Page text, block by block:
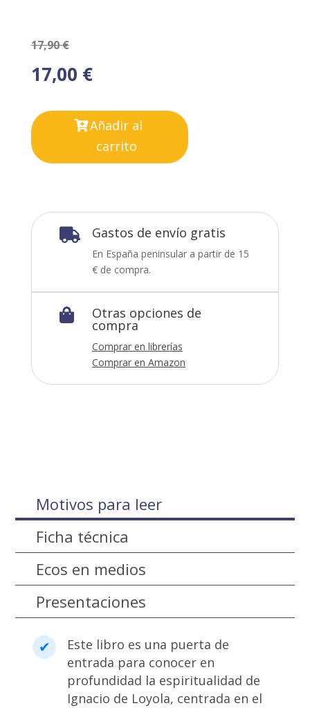
17,90€
17,00 €
Añadir al
carrito
 Gastos de envío gratis
En España peninsular a partir de 15
€ de compra.
 Otras opciones de
compra
Comprar en librerías
Comprar en Amazon
Motivos para leer
Ficha técnica
Ecos en medios
Presentaciones
Este libro es una puerta de
entrada para conocer en
profundidad la espiritualidad de
Ignacio de Loyola, centrada en el